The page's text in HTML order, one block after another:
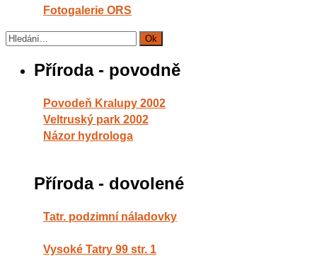
Fotogalerie ORS
Příroda - povodně
Povodeň Kralupy 2002
Veltruský park 2002
Názor hydrologa
Příroda - dovolené
Tatr. podzimní náladovky
Vysoké Tatry 99 str. 1